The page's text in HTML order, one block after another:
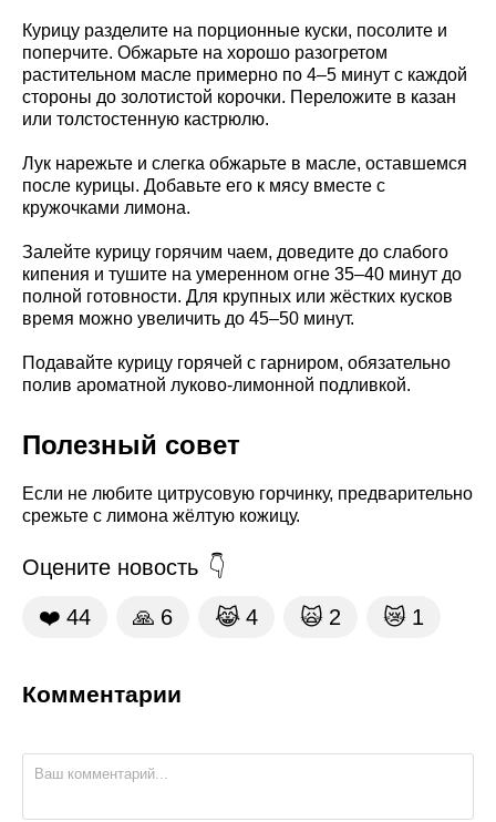
Курицу разделите на порционные куски, посолите и
поперчите. Обжарьте на хорошо разогретом
растительном масле примерно по 4–5 минут с каждой
стороны до золотистой корочки. Переложите в казан
или толстостенную кастрюлю.
Лук нарежьте и слегка обжарьте в масле, оставшемся
после курицы. Добавьте его к мясу вместе с
кружочками лимона.
Залейте курицу горячим чаем, доведите до слабого
кипения и тушите на умеренном огне 35–40 минут до
полной готовности. Для крупных или жёстких кусков
время можно увеличить до 45–50 минут.
Подавайте курицу горячей с гарниром, обязательно
полив ароматной луково-лимонной подливкой.
Полезный совет
Если не любите цитрусовую горчинку, предварительно
срежьте с лимона жёлтую кожицу.
Оцените новость
❤️ 44 🙏 6 😹 4 🙀 2 😿 1
Комментарии